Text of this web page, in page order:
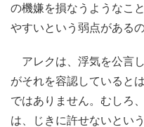
の機嫌を損なうようなこ
やすいという弱点があるの
アレクは、浮気を公言
がそれを容認していると
ではありません。むしろ
は、じきに許せないとい